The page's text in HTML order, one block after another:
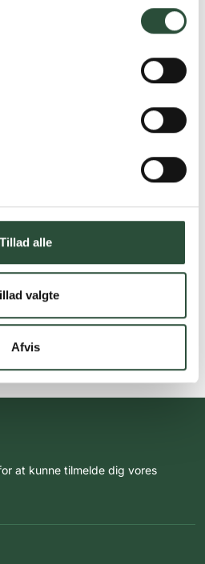
Tillad alle
valgte
Afvis
at kunne tilmelde dig vores